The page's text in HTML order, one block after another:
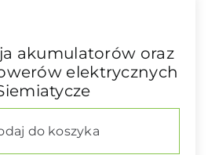
akumulatorów oraz
elektrycznych
do koszyka